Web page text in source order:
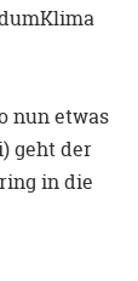
nun etwas
geht der
in die